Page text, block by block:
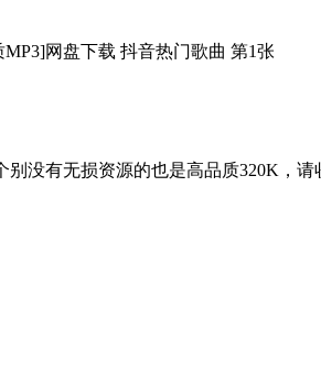
没有无损资源的也是高品质320K，请